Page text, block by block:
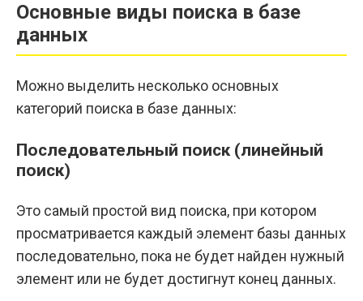
Основные виды поиска в базе
данных
Можно выделить несколько основных
категорий поиска в базе данных:
Последовательный поиск (линейный
поиск)
Это самый простой вид поиска, при котором
просматривается каждый элемент базы данных
последовательно, пока не будет найден нужный
элемент или не будет достигнут конец данных.